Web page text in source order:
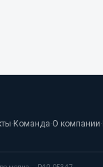
· Команда·О компании·